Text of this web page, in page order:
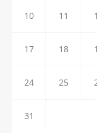
10 11
17 18
24 25
31